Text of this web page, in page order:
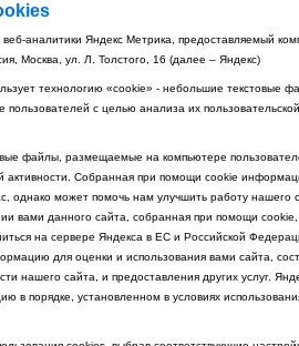
веб-аналитики Яндекс Метрика, предоставляемый
Москва, ул. Л. Толстого, 16 (далее – Яндекс)
технологию «cookie» - небольшие текстовые
с целью анализа их пользовательской
файлы, размещаемые на компьютере
активности. Собранная при помощи cookie
однако может помочь нам улучшить работу нашего
вами данного сайта, собранная при помощи cookie,
на сервере Яндекса в ЕС и Российской
для оценки и использования вами сайта,
нашего сайта, и предоставления других услуг.
в порядке, установленном в условиях